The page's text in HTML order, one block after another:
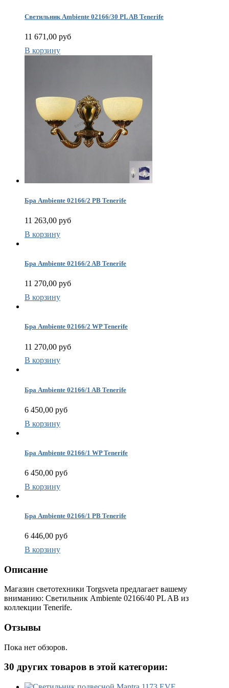
Светильник Ambiente 02166/30 PL AB Tenerife
11 671,00 руб
В корзину
Бра Ambiente 02166/2 PB Tenerife
11 263,00 руб
В корзину
Бра Ambiente 02166/2 AB Tenerife
11 270,00 руб
В корзину
Бра Ambiente 02166/2 WP Tenerife
11 270,00 руб
В корзину
Бра Ambiente 02166/1 AB Tenerife
6 450,00 руб
В корзину
Бра Ambiente 02166/1 WP Tenerife
6 450,00 руб
В корзину
Бра Ambiente 02166/1 PB Tenerife
6 446,00 руб
В корзину
Описание
Магазин светотехники Torgsveta предлагает вашему
вниманию: Светильник Ambiente 02166/40 PL AB из
коллекции Tenerife.
Отзывы
Пока нет обзоров.
30 других товаров в этой категории: